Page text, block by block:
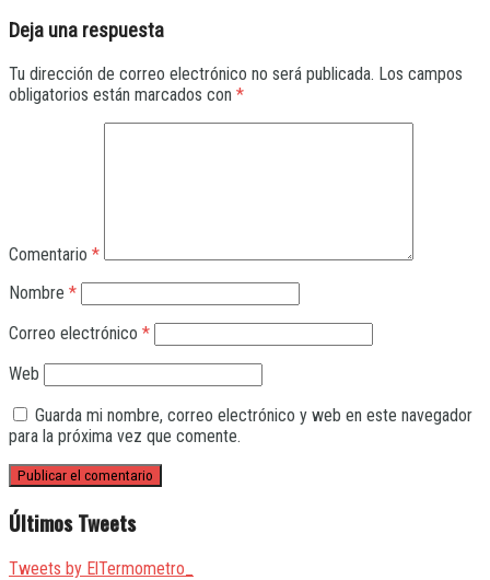
Deja una respuesta
Tu dirección de correo electrónico no será publicada. Los campos
obligatorios están marcados con *
Comentario *
Nombre *
Correo electrónico *
Web
Guarda mi nombre, correo electrónico y web en este navegador
para la próxima vez que comente.
Últimos Tweets
Tweets by ElTermometro_